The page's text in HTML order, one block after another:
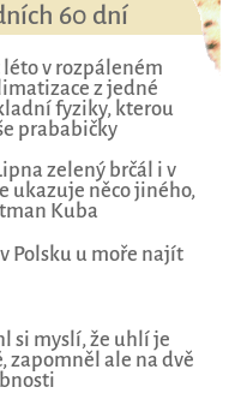
60 dní
v rozpáleném
z jedné
fyziky, kterou
prababičky
zelený brčál i v
ukazuje něco jiného,
Kuba
Polsku u moře najít
si myslí, že uhlí je
zapomněl ale na dvě